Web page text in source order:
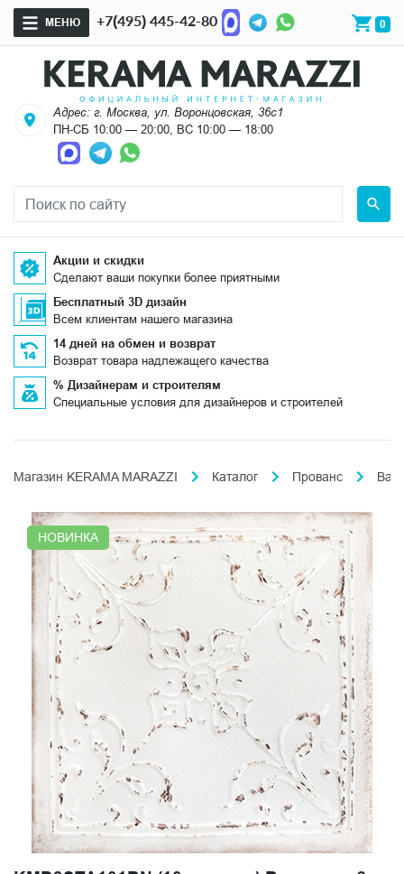
МЕНЮ +7(495) 445-42-80 0
Адрес: г. Москва, ул. Воронцовская, 36с1
ПН-СБ 10:00 — 20:00, ВС 10:00 — 18:00
Акции и скидки
Сделают ваши покупки более приятными
Бесплатный 3D дизайн
Всем клиентам нашего магазина
14 дней на обмен и возврат
Возврат товара надлежащего качества
% Дизайнерам и строителям
Специальные условия для дизайнеров и строителей
Магазин KERAMA MARAZZI Каталог Прованс
НОВИНКА